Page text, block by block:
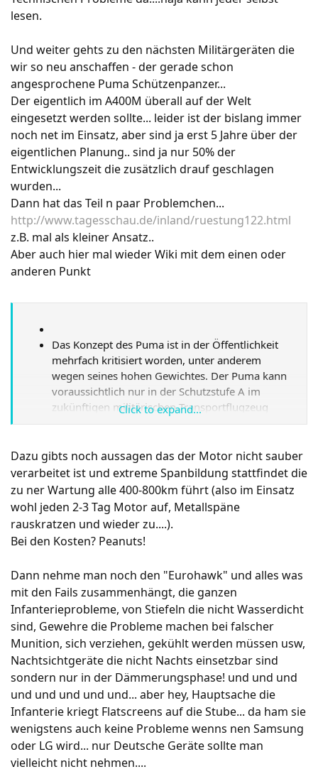
gleichzeitige Transportieren von Personal und
Lasten-Paletten sei nicht möglich.
Die unbequemen, unsicheren und zu schwachen
Sitze seien für Soldaten, die mit ihrer Ausrüstung
am Körper mehr als 110 Kilo wiegen, nicht
geeignet. Alleine die IdZ-Ausstattung wiegt
bereits 25 Kilo.
Eine Infanteriegruppe mit Gepäck für 24 Stunden
passe wegen des geringen Platzangebots nur in
Panzerfäuste und Gepäck ohne Sicherung auf den
Boden gelegt werden.
Weil aus Platzgründen die Anbringung eines
Maschinengewehrs für den Bordschützen
(Doorgunner) „unzweckmäßig“ sei, müsse der
NH90 von anderen Kräften gesichert werden,
Da seine Möglichkeiten (nur eine Winde, die
außerdem zu schwach für mehrere Soldaten
unmittelbar nacheinander sei) für spezielle
Einsatzverfahren, wie sie das KSK anwendet –
beispielsweise „Fast-Roping“ (schnelles Abseilen)
– nicht ausreichend seien, wurde der
das Absetzen von Fallschirmspringern mit
automatischer Auslösung sei derzeit
„grundsätzlich ausgeschlossen”.
Im Rahmen der Hochwasserhilfe 2013 wurde der
Öffentlichkeit ein weiteres Problem bekannt. Der
Lasthaken des Hubschraubers ist zwar für 4 t
zugelassen, aber aufgrund der festen Einbauart
eine Drehung der Last im Flug kompensieren
kann. Ein derartiger Drehwirbel wurde nicht
beschafft, so dass vorerst der 2,5-t-Drehwirbel
der SeaLynx genutzt wird, mit dem die volle
Kapazität des Hubschraubers nicht genutzt
werden kann.
lesen.
Und weiter gehts zu den nächsten Militärgeräten die
wir so neu anschaffen - der gerade schon
angesprochene Puma Schützenpanzer...
Der eigentlich im A400M überall auf der Welt
eingesetzt werden sollte... leider ist der bislang immer
noch net im Einsatz, aber sind ja erst 5 Jahre über der
eigentlichen Planung.. sind ja nur 50% der
Entwicklungszeit die zusätzlich drauf geschlagen
wurden...
Dann hat das Teil n paar Problemchen...
http://www.tagesschau.de/inland/ruestung122.html
z.B. mal als kleiner Ansatz..
Aber auch hier mal wieder Wiki mit dem einen oder
anderen Punkt
Das Konzept des Puma ist in der Öffentlichkeit
mehrfach kritisiert worden, unter anderem
wegen seines hohen Gewichtes. Der Puma kann
voraussichtlich nur in der Schutzstufe A im
zukünftigen militärischen Transportflugzeug
Airbus A400M transportiert werden. Um für drei
nachzuliefern, wird ein weiterer Flug benötigt,
wodurch der Transportaufwand um ein Drittel
höher ist als bei seinem Vorgänger, dem Marder.
Dazu kommt auch noch der Aufwand für die
Demontage der Module sowie für die
Wiederherstellung der Einsatzbereitschaft. Der
Aufwand und die nötige Rücksicht beim Transport
Gewicht resultieren, gleicht mehr denen eines
Kampfpanzers.
Kritisiert wurde auch die Verwendung eines
achsparallelen Maschinengewehrs mit dem
Kaliber 5,56 × 45 mm NATO. Dies ist bislang
einzigartig und bringt gegenüber der üblichen
Zweitbewaffnung im Kaliber 7,62 × 51 mm NATO
Vorteile der Munitionsstandardisierung, aber
Nachteile in Reichweite und Durchschlagskraft.
Ein weiterer Kritikpunkt sind die Ausmaße des
Panzers. Mit einer Höhe von 3,60 Metern
überragt der Puma vergleichbare
Vorgängermodelle um bis zu 60 Zentimeter. Mit
Click to expand...
Dazu gibts noch aussagen das der Motor nicht sauber
verarbeitet ist und extreme Spanbildung stattfindet die
zu ner Wartung alle 400-800km führt (also im Einsatz
wohl jeden 2-3 Tag Motor auf, Metallspäne
rauskratzen und wieder zu....).
Bei den Kosten? Peanuts!
Dann nehme man noch den "Eurohawk" und alles was
mit den Fails zusammenhängt, die ganzen
Infanterieprobleme, von Stiefeln die nicht Wasserdicht
sind, Gewehre die Probleme machen bei falscher
Munition, sich verziehen, gekühlt werden müssen usw,
Nachtsichtgeräte die nicht Nachts einsetzbar sind
sondern nur in der Dämmerungsphase! und und und
und und und und und... aber hey, Hauptsache die
Infanterie kriegt Flatscreens auf die Stube... da ham sie
wenigstens auch keine Probleme wenns nen Samsung
oder LG wird... nur Deutsche Geräte sollte man
vielleicht nicht nehmen....